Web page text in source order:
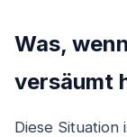
Was,
versäumt
Diese Situation